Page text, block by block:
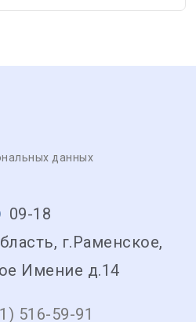
данных
09-18
г.Раменское,
Имение д.14
516-59-91